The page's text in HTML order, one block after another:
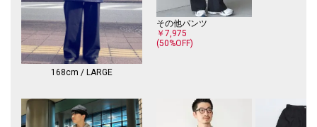
エント プロダクツ）。
Urban / Revival / Culture を軸に、境界を超えた自由な表現を追求。
ファッションを愛するすべての人達に向けたニュースタンダード。
「Ambient」とは、「周囲の」「包囲した」「辺り一面の」などの意味を
【City Ambient Products】直訳すると〈都市環境製品〉となり、現代の
都市生活に溶け込むプロダクトを提案していきます。
168cm / LARGE
その他パンツ
￥7,975
(50%OFF)